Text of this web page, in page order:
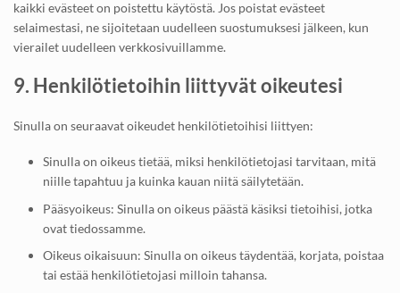
kaikki evästeet on poistettu käytöstä. Jos poistat evästeet
selaimestasi, ne sijoitetaan uudelleen suostumuksesi jälkeen, kun
vierailet uudelleen verkkosivuillamme.
9. Henkilötietoihin liittyvät oikeutesi
Sinulla on seuraavat oikeudet henkilötietoihisi liittyen:
Sinulla on oikeus tietää, miksi henkilötietojasi tarvitaan, mitä
niille tapahtuu ja kuinka kauan niitä säilytetään.
Pääsyoikeus: Sinulla on oikeus päästä käsiksi tietoihisi, jotka
ovat tiedossamme.
Oikeus oikaisuun: Sinulla on oikeus täydentää, korjata, poistaa
tai estää henkilötietojasi milloin tahansa.